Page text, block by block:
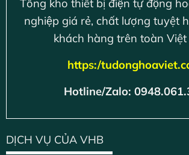
Tổng kho thiết bị điện tự động
nghiệp giá rẻ, chất lượng tuyệt
khách hàng trên toàn Việt
https:/
Hotline/Zalo:
DỊCH VỤ CỦA VHB